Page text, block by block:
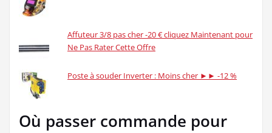
Affuteur 3/8 pas cher -20 € cliquez Maintenant pour
Ne Pas Rater Cette Offre
Poste à souder Inverter : Moins cher ►► -12 %
Où passer commande pour